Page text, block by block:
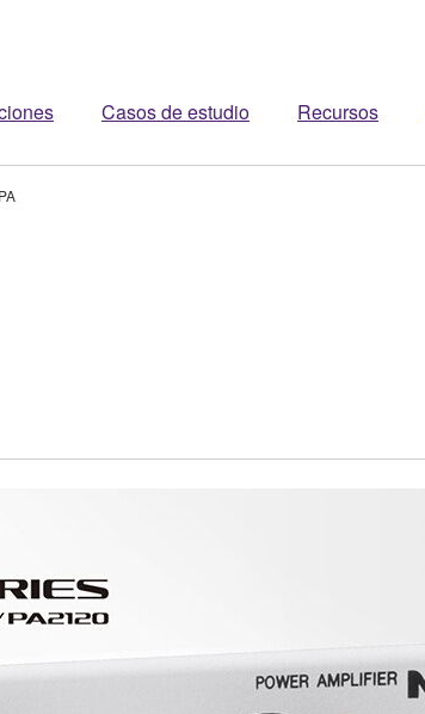
Casos de estudio Recursos